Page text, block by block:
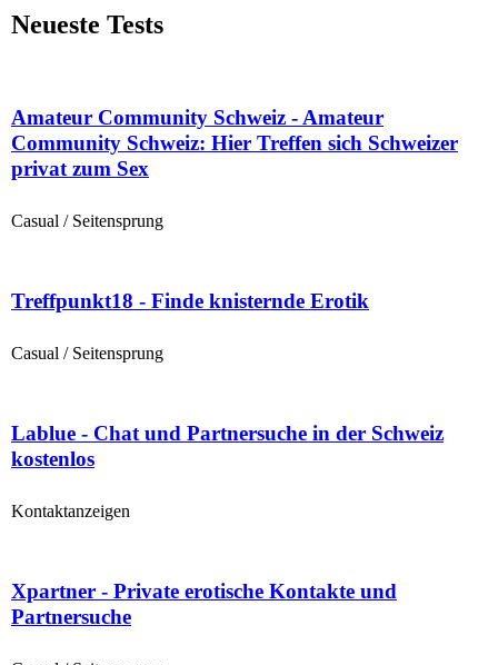
Neueste Tests
Amateur Community Schweiz - Amateur
Community Schweiz: Hier Treffen sich Schweizer
privat zum Sex
Casual / Seitensprung
Treffpunkt18 - Finde knisternde Erotik
Casual / Seitensprung
Lablue - Chat und Partnersuche in der Schweiz
kostenlos
Kontaktanzeigen
Xpartner - Private erotische Kontakte und
Partnersuche